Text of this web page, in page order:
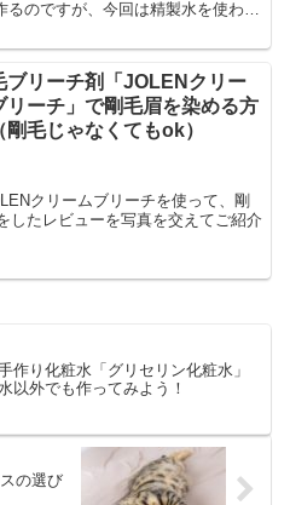
ブリーチ剤「JOLENクリー
リーチ」で剛毛眉を染める方
剛毛じゃなくてもok）
クリームブリーチを使って、剛
したレビューを写真を交えてご紹介
作り化粧水「グリセリン化粧水」
以外でも作ってみよう！
の選び